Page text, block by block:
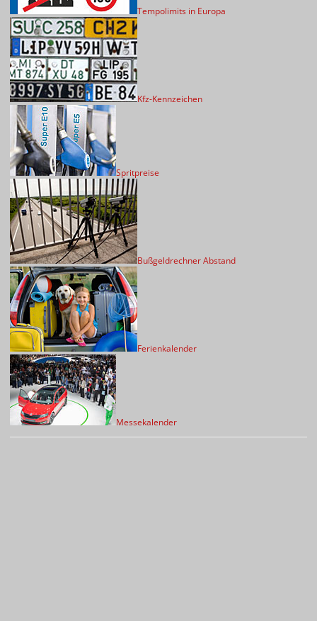
Tempolimits in Europa
Kfz-Kennzeichen
Spritpreise
Bußgeldrechner Abstand
Ferienkalender
Messekalender